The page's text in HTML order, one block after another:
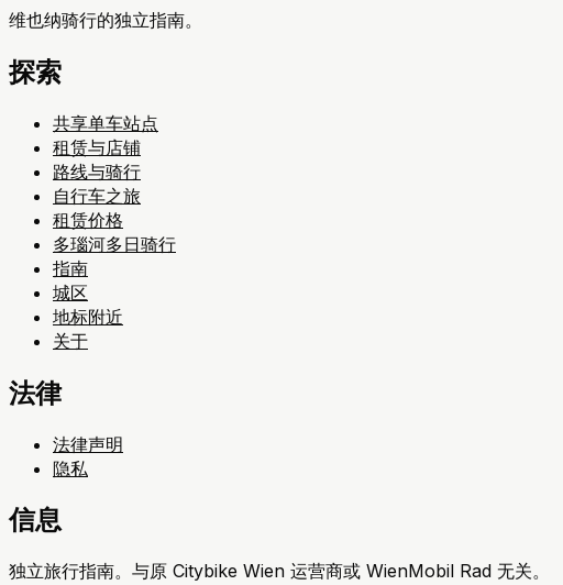
维也纳骑行的独立指南。
探索
共享单车站点
租赁与店铺
路线与骑行
自行车之旅
租赁价格
多瑙河多日骑行
指南
城区
地标附近
关于
法律
法律声明
隐私
信息
独立旅行指南。与原 Citybike Wien 运营商或 WienMobil Rad 无关。